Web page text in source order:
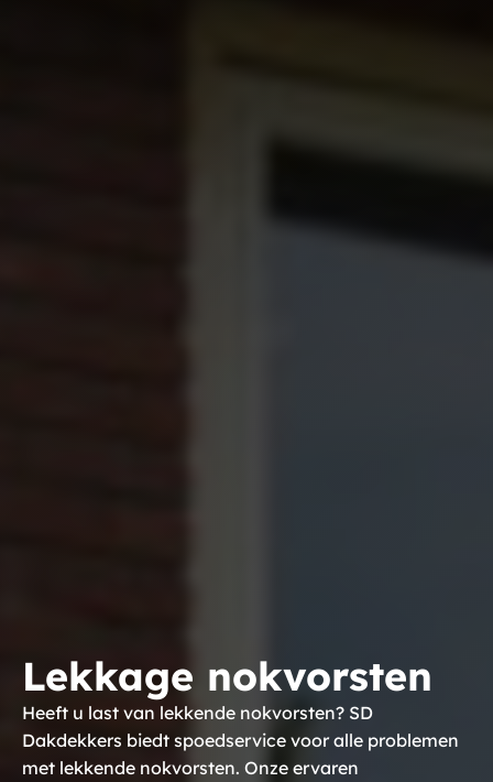
Lekkage nokvorsten
Heeft u last van lekkende nokvorsten? SD
Dakdekkers biedt spoedservice voor alle problemen
met lekkende nokvorsten. Onze ervaren